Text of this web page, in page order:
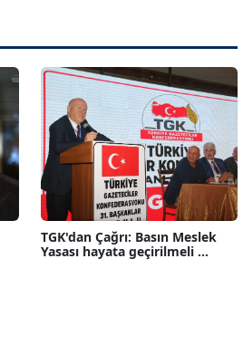
TGK'dan Çağrı: Basın Meslek
Yasası hayata geçirilmeli ...